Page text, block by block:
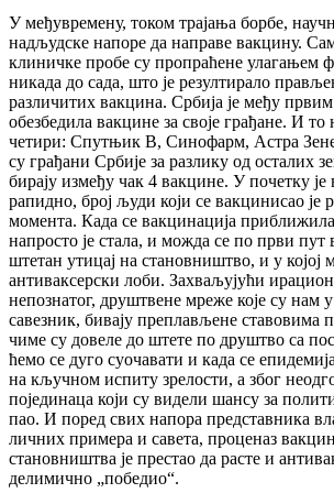
У међувремену, током трајања борбе,
надљудске напоре да направе вакцину.
клиничке пробе су пропраћене улагањем
никада до сада, што је резултирало
различитих вакцина. Србија је међу
обезбедила вакцине за своје грађане. И то
четири: Спутњик В, Синофарм, Астра
су грађани Србије за разлику од осталих
бирају између чак 4 вакцине. У почетку
рапидно, број људи који се вакцинисао је
момента. Када се вакцинација
напросто је стала, и можда се по први пут
штетан утицај на становништво, и у којој
антиваксерски лоби. Захваљујући
непознатог, друштвене мреже које су нам
савезник, бивају преплављене ставовима
чиме су довеле до штете по друштво са
ћемо се дуго суочавати и када се
на кључном испиту зрелости, а због
појединаца који су видели шансу за
пао. И поред свих напора представника
личних примера и савета, проценаз
становништва је престао да расте и
делимично „победио“.